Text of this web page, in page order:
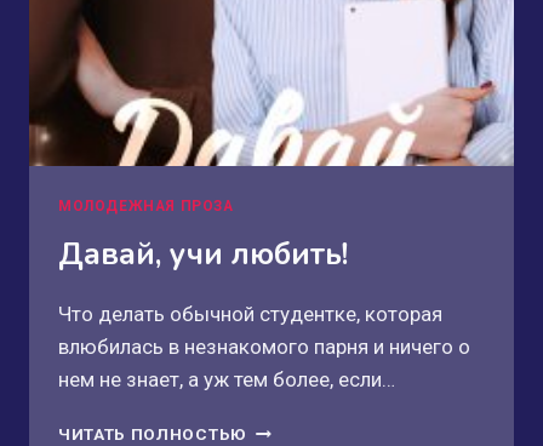
МОЛОДЕЖНАЯ ПРОЗА
Давай, учи любить!
Что делать обычной студентке, которая
влюбилась в незнакомого парня и ничего о
нем не знает, а уж тем более, если…
ЧИТАТЬ ПОЛНОСТЬЮ ДАВАЙ,